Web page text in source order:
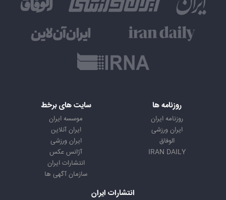
روزنامه ها
روزنامه ایران
ایران ورزشی
الوفاق
IRAN DAILY
سایت های برخط
موسسه ایران
ایران آنلاین
ایران ورزشی
آژانس عکس
انتشارات ایران
سازمان آگهی ها
انتشارات ایران